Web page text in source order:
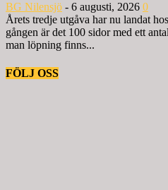
BG Nilensjö - 6 augusti, 2026 0
Årets tredje utgåva har nu landat
gången är det 100 sidor med ett
man löpning finns...
FÖLJ OSS